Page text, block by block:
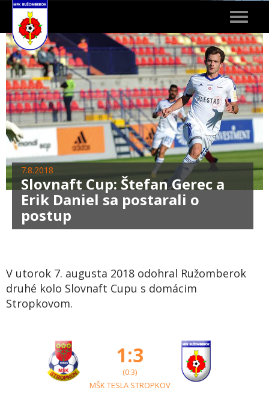
Toggle
7.8.2018
Slovnaft Cup: Štefan Gerec a
Erik Daniel sa postarali o
postup
V utorok 7. augusta 2018 odohral Ružomberok
druhé kolo Slovnaft Cupu s domácim
Stropkovom.
1:3
(0:3)
MŠK TESLA STROPKOV